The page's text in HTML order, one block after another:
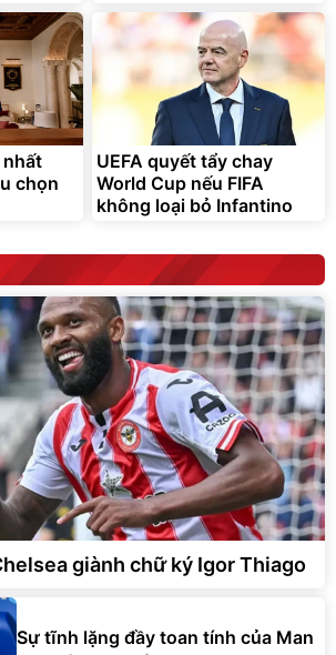
nhất
chọn
UEFA quyết tẩy chay
World Cup nếu FIFA
không loại bỏ Infantino
giành chữ ký Igor Thiago
Sự tĩnh lặng đầy toan tính của Man